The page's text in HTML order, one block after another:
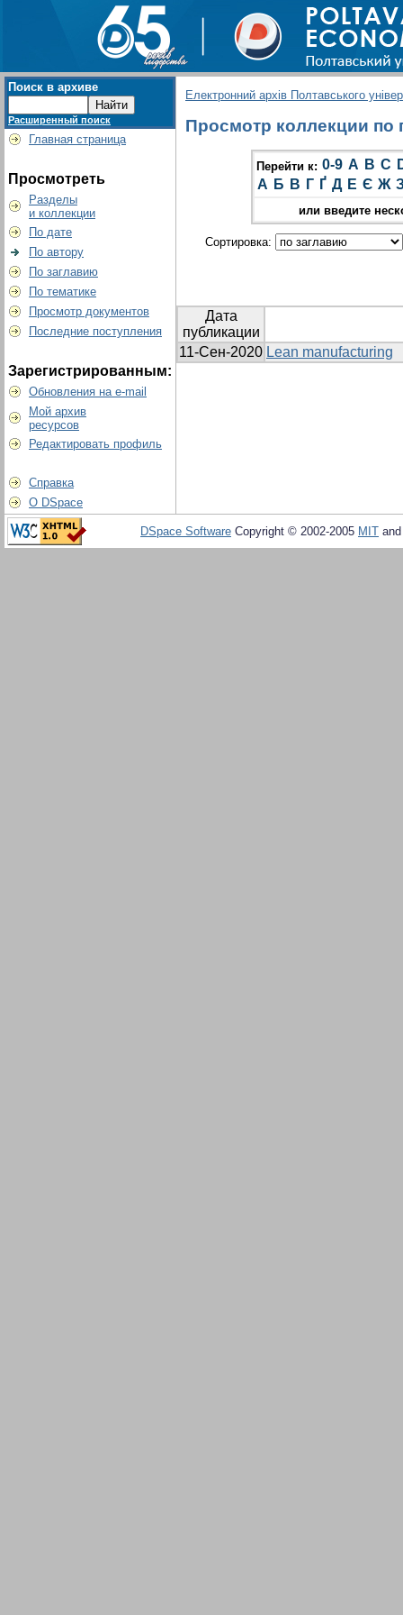
Поиск в архиве
Расширенный поиск
Главная страница
Просмотреть
Разделы
и коллекции
По дате
По автору
По заглавию
По тематике
Просмотр документов
Последние поступления
Зарегистрированным:
Обновления на e-mail
Мой архив
ресурсов
Редактировать профиль
Справка
О DSpace
Електронний архів Полтавського
Просмотр коллекции по
Перейти к: 0-9 A B C
А Б В Г Ґ Д Е Є Ж
или введите
Сортировка:
Дата
публикации
11-Сен-2020 Lean manufacturing
DSpace Software Copyright © 2002-2005 MIT